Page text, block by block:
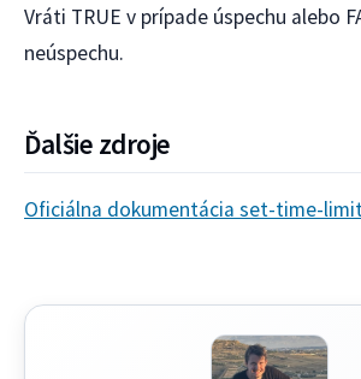
Vráti TRUE v prípade úspechu alebo
neúspechu.
Ďalšie zdroje
Oficiálna dokumentácia set-time-